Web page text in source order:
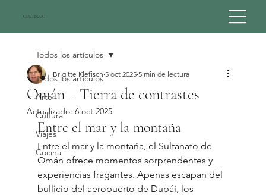
CULTINARI
Todos los artículos
Arte
Cultura
Viajes
Cocina
Todos los artículos
Omán – Tierra de contrastes
Brigitte Klefisch 5 oct 2025 5 min de lectura
Actualizado: 6 oct 2025
Entre el mar y la montaña
Entre el mar y la montaña, el Sultanato de
Omán ofrece momentos sorprendentes y
experiencias fragantes. Apenas escapan del
bullicio del aeropuerto de Dubái, los